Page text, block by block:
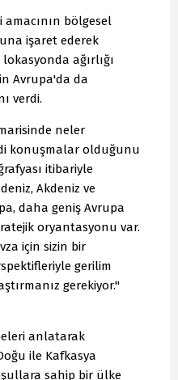
bölgesel
işaret ederek
ağırlığı
Avrupa'da da
verdi.
neler
konuşmalar olduğunu
itibariyle
Akdeniz ve
daha geniş Avrupa
oryantasyonu var.
için sizin bir
gerilim
gerekiyor."
anlatarak
ile Kafkasya
sahip bir ülke